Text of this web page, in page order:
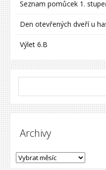
Seznam pomůcek 1.
Den otevřených dveří u
Výlet 6.B
Archivy